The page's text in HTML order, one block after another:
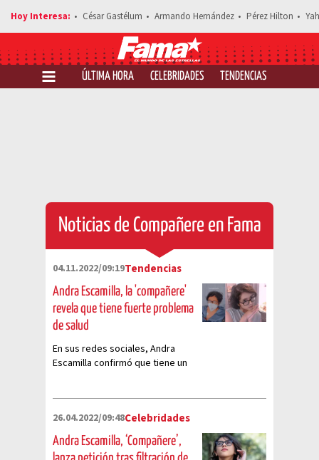
César Gastélum Armando Hernández Pérez Hilton
ÚLTIMA HORA CELEBRIDADES TENDENCIAS
Noticias de Compañere en Fama
04.11.2022/09:19Tendencias
Andra Escamilla, la 'compañere'
revela que tiene fuerte problema
de salud
En sus redes sociales, Andra
Escamilla confirmó que tiene un
26.04.2022/09:48Celebridades
Andra Escamilla, ‘Compañere’,